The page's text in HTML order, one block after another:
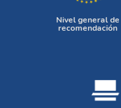
Nivel general de
recomendación